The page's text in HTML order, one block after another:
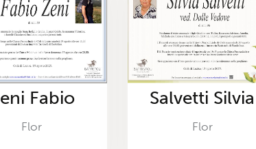
Fabio
Flor
Salvetti Silvia
Flor